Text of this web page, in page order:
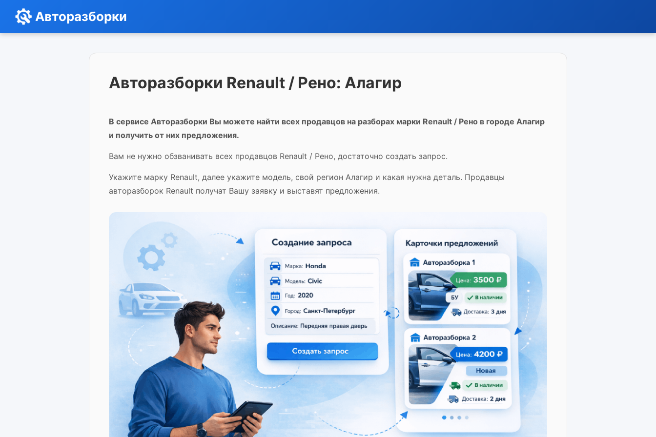
Авторазборки
Авторазборки Renault / Рено: Алагир
В сервисе Авторазборки Вы можете найти всех продавцов на разборах марки Renault / Рено в городе Алагир
и получить от них предложения.
Вам не нужно обзванивать всех продавцов Renault / Рено, достаточно создать запрос.
Укажите марку Renault, далее укажите модель, свой регион Алагир и какая нужна деталь. Продавцы
авторазборок Renault получат Вашу заявку и выставят предложения.